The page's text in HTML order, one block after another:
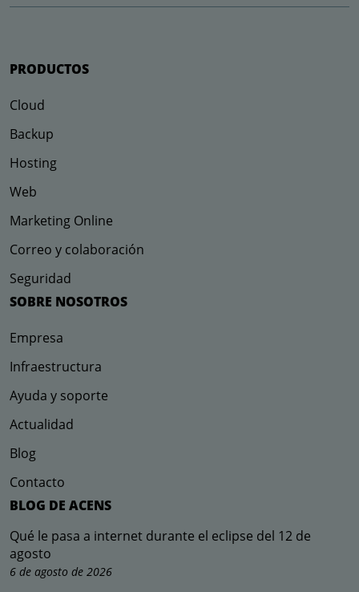
PRODUCTOS
Cloud
Backup
Hosting
Web
Marketing Online
Correo y colaboración
Seguridad
SOBRE NOSOTROS
Empresa
Infraestructura
Ayuda y soporte
Actualidad
Blog
Contacto
BLOG DE ACENS
Qué le pasa a internet durante el eclipse del 12 de
agosto
6 de agosto de 2026